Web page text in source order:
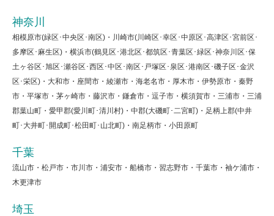
神奈川
相模原市(緑区･中央区･南区)・川崎市(川崎区･幸区･中原区･高津区･宮前区･
多摩区･麻生区)・横浜市(鶴見区･港北区･都筑区･青葉区･緑区･神奈川区･保
土ヶ谷区･旭区･瀬谷区･西区･中区･南区･戸塚区･泉区･港南区･磯子区･金沢
区･栄区)・大和市・座間市・綾瀬市・海老名市・厚木市・伊勢原市・秦野
市・平塚市・茅ヶ崎市・藤沢市・鎌倉市・逗子市・横須賀市・三浦市・三浦
郡葉山町・愛甲郡(愛川町･清川村)・中郡(大磯町･二宮町)・足柄上郡(中井
町･大井町･開成町･松田町･山北町)・南足柄市・小田原町
千葉
流山市・松戸市・市川市・浦安市・船橋市・習志野市・千葉市・袖ケ浦市・
木更津市
埼玉